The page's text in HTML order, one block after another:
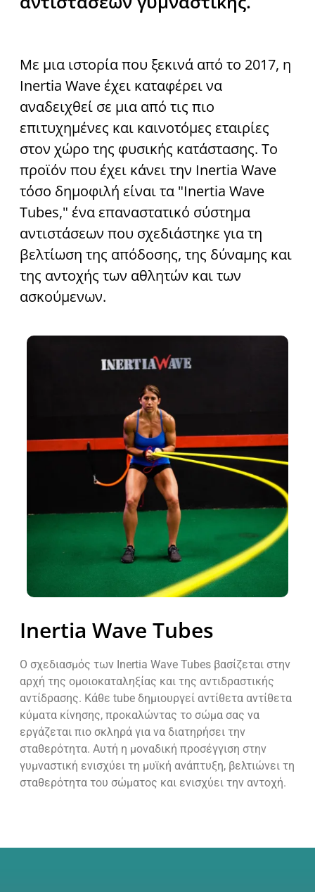
Με μια ιστορία που ξεκινά από το 2017, η
Inertia Wave έχει καταφέρει να
αναδειχθεί σε μια από τις πιο
επιτυχημένες και καινοτόμες εταιρίες
στον χώρο της φυσικής κατάστασης. Το
προϊόν που έχει κάνει την Inertia Wave
τόσο δημοφιλή είναι τα "Inertia Wave
Tubes," ένα επαναστατικό σύστημα
αντιστάσεων που σχεδιάστηκε για τη
βελτίωση της απόδοσης, της δύναμης και
της αντοχής των αθλητών και των
ασκούμενων.
Inertia Wave Tubes
Ο σχεδιασμός των Inertia Wave Tubes βασίζεται στην
αρχή της ομοιοκαταληξίας και της αντιδραστικής
αντίδρασης. Κάθε tube δημιουργεί αντίθετα αντίθετα
κύματα κίνησης, προκαλώντας το σώμα σας να
εργάζεται πιο σκληρά για να διατηρήσει την
σταθερότητα. Αυτή η μοναδική προσέγγιση στην
γυμναστική ενισχύει τη μυϊκή ανάπτυξη, βελτιώνει τη
σταθερότητα του σώματος και ενισχύει την αντοχή.